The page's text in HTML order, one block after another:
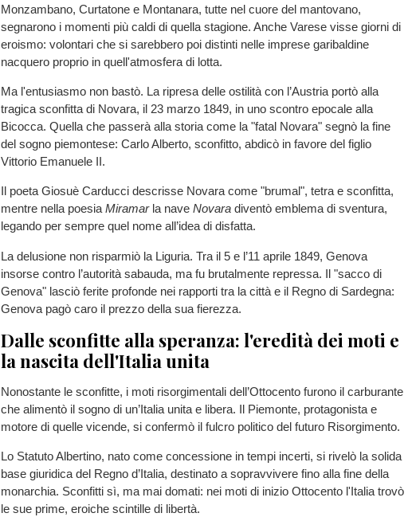
Monzambano, Curtatone e Montanara, tutte nel cuore del mantovano,
segnarono i momenti più caldi di quella stagione. Anche Varese visse giorni di
eroismo: volontari che si sarebbero poi distinti nelle imprese garibaldine
nacquero proprio in quell'atmosfera di lotta.
Ma l'entusiasmo non bastò. La ripresa delle ostilità con l’Austria portò alla
tragica sconfitta di Novara, il 23 marzo 1849, in uno scontro epocale alla
Bicocca. Quella che passerà alla storia come la "fatal Novara" segnò la fine
del sogno piemontese: Carlo Alberto, sconfitto, abdicò in favore del figlio
Vittorio Emanuele II.
Il poeta Giosuè Carducci descrisse Novara come "brumal", tetra e sconfitta,
mentre nella poesiaMiramarla nave Novara diventò emblema di sventura,
legando per sempre quel nome all’idea di disfatta.
La delusione non risparmiò la Liguria. Tra il 5 e l’11 aprile 1849, Genova
insorse contro l’autorità sabauda, ma fu brutalmente repressa. Il "sacco di
Genova" lasciò ferite profonde nei rapporti tra la città e il Regno di Sardegna:
Genova pagò caro il prezzo della sua fierezza.
Dalle sconfitte alla speranza: l'eredità dei moti e
la nascita dell'Italia unita
Nonostante le sconfitte, i moti risorgimentali dell’Ottocento furono il carburante
che alimentò il sogno di un’Italia unita e libera. Il Piemonte, protagonista e
motore di quelle vicende, si confermò il fulcro politico del futuro Risorgimento.
Lo Statuto Albertino, nato come concessione in tempi incerti, si rivelò la solida
base giuridica del Regno d’Italia, destinato a sopravvivere fino alla fine della
monarchia. Sconfitti sì, ma mai domati: nei moti di inizio Ottocento l'Italia trovò
le sue prime, eroiche scintille di libertà.